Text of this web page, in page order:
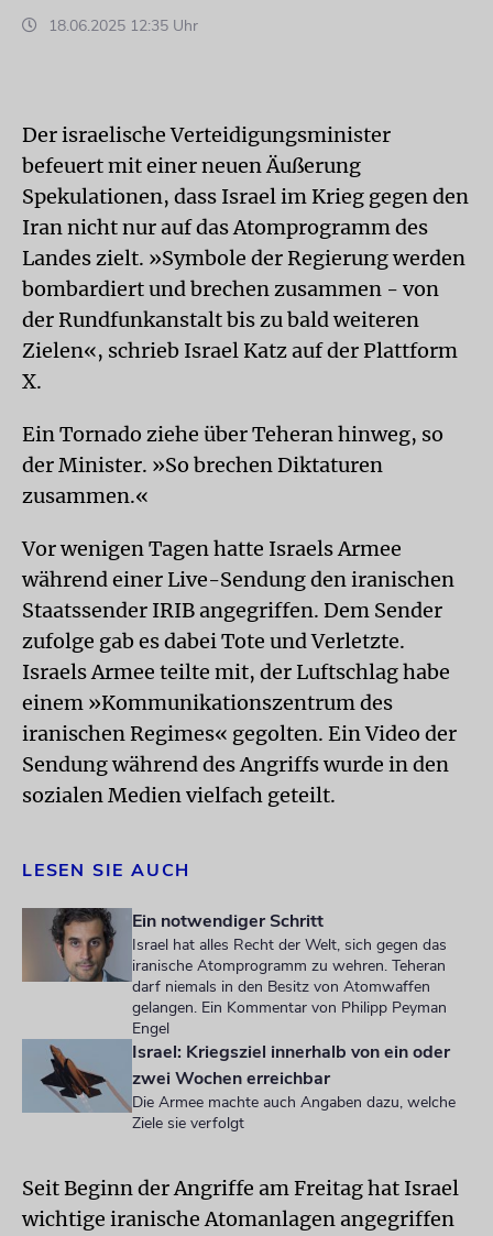
18.06.2025 12:35 Uhr
Der israelische Verteidigungsminister
befeuert mit einer neuen Äußerung
Spekulationen, dass Israel im Krieg gegen den
Iran nicht nur auf das Atomprogramm des
Landes zielt. »Symbole der Regierung werden
bombardiert und brechen zusammen - von
der Rundfunkanstalt bis zu bald weiteren
Zielen«, schrieb Israel Katz auf der Plattform
X.
Ein Tornado ziehe über Teheran hinweg, so
der Minister. »So brechen Diktaturen
zusammen.«
Vor wenigen Tagen hatte Israels Armee
während einer Live-Sendung den iranischen
Staatssender IRIB angegriffen. Dem Sender
zufolge gab es dabei Tote und Verletzte.
Israels Armee teilte mit, der Luftschlag habe
einem »Kommunikationszentrum des
iranischen Regimes« gegolten. Ein Video der
Sendung während des Angriffs wurde in den
sozialen Medien vielfach geteilt.
LESEN SIE AUCH
Ein notwendiger Schritt
Israel hat alles Recht der Welt, sich gegen das
iranische Atomprogramm zu wehren. Teheran
darf niemals in den Besitz von Atomwaffen
gelangen. Ein Kommentar von Philipp Peyman
Engel
Israel: Kriegsziel innerhalb von ein oder
zwei Wochen erreichbar
Die Armee machte auch Angaben dazu, welche
Ziele sie verfolgt
Seit Beginn der Angriffe am Freitag hat Israel
wichtige iranische Atomanlagen angegriffen